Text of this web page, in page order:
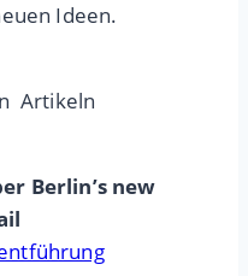
Ideen.
Artikeln
Berlin’s new